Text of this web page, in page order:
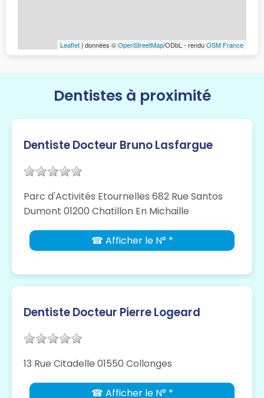
Leaflet | données ©OpenStreetMap/ODbL - renduOSM France
Dentistes à proximité
Dentiste Docteur Bruno Lasfargue
Parc d'Activités Etournelles 682 Rue Santos
Dumont 01200 Chatillon En Michaille
☎ Afficher le N° *
Dentiste Docteur Pierre Logeard
13 Rue Citadelle 01550 Collonges
☎ Afficher le N° *